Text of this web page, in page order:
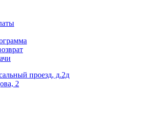
проезд, д.2д
2